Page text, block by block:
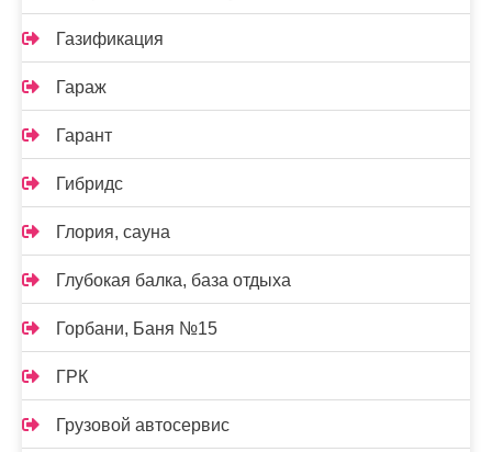
Газификация
Гараж
Гарант
Гибридс
Глория, сауна
Глубокая балка, база отдыха
Горбани, Баня №15
ГРК
Грузовой автосервис